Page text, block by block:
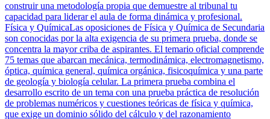
construir una metodología propia que demuestre al tribunal tu
capacidad para liderar el aula de forma dinámica y profesional.
Física y QuímicaLas oposiciones de Física y Química de Secundaria
son conocidas por la alta exigencia de su primera prueba, donde se
concentra la mayor criba de aspirantes. El temario oficial comprende
75 temas que abarcan mecánica, termodinámica, electromagnetismo,
óptica, química general, química orgánica, fisicoquímica y una parte
de geología y biología celular. La primera prueba combina el
desarrollo escrito de un tema con una prueba práctica de resolución
de problemas numéricos y cuestiones teóricas de física y química,
que exige un dominio sólido del cálculo y del razonamiento